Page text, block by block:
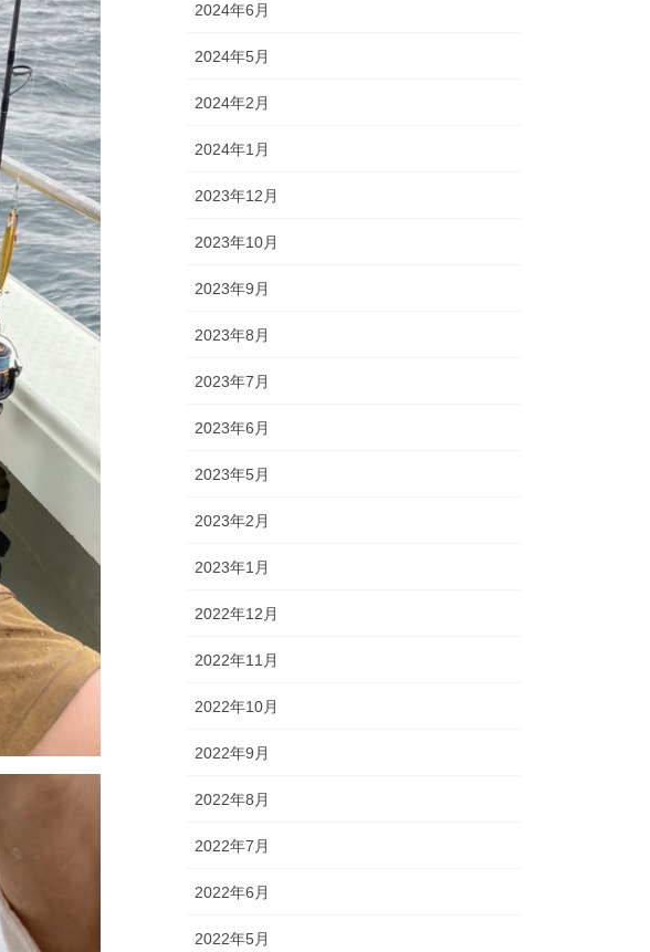
2024年6月
2024年5月
2024年2月
2024年1月
2023年12月
2023年10月
2023年9月
2023年8月
2023年7月
2023年6月
2023年5月
2023年2月
2023年1月
2022年12月
2022年11月
2022年10月
2022年9月
2022年8月
2022年7月
2022年6月
2022年5月